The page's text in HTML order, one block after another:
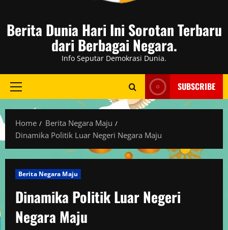
Berita Dunia Hari Ini Sorotan Terbaru
dari Berbagai Negara.
Info Seputar Demokrasi Dunia.
Primary
SUBSCRIBE
Home
Berita Negara Maju
Dinamika Politik Luar Negeri Negara Maju
Berita Negara Maju
Dinamika Politik Luar Negeri
Negara Maju